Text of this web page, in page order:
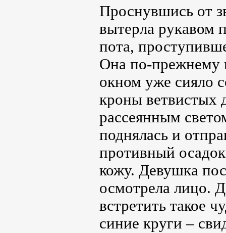
Проснувшись от
вытерла рукавом
пота,
Она по-прежнему
окном уже сияло
кроны ветвистых
рассеянным
поднялась и
противный
кожу. Девушка
осмотрела лицо.
встретить такое
синие круги –